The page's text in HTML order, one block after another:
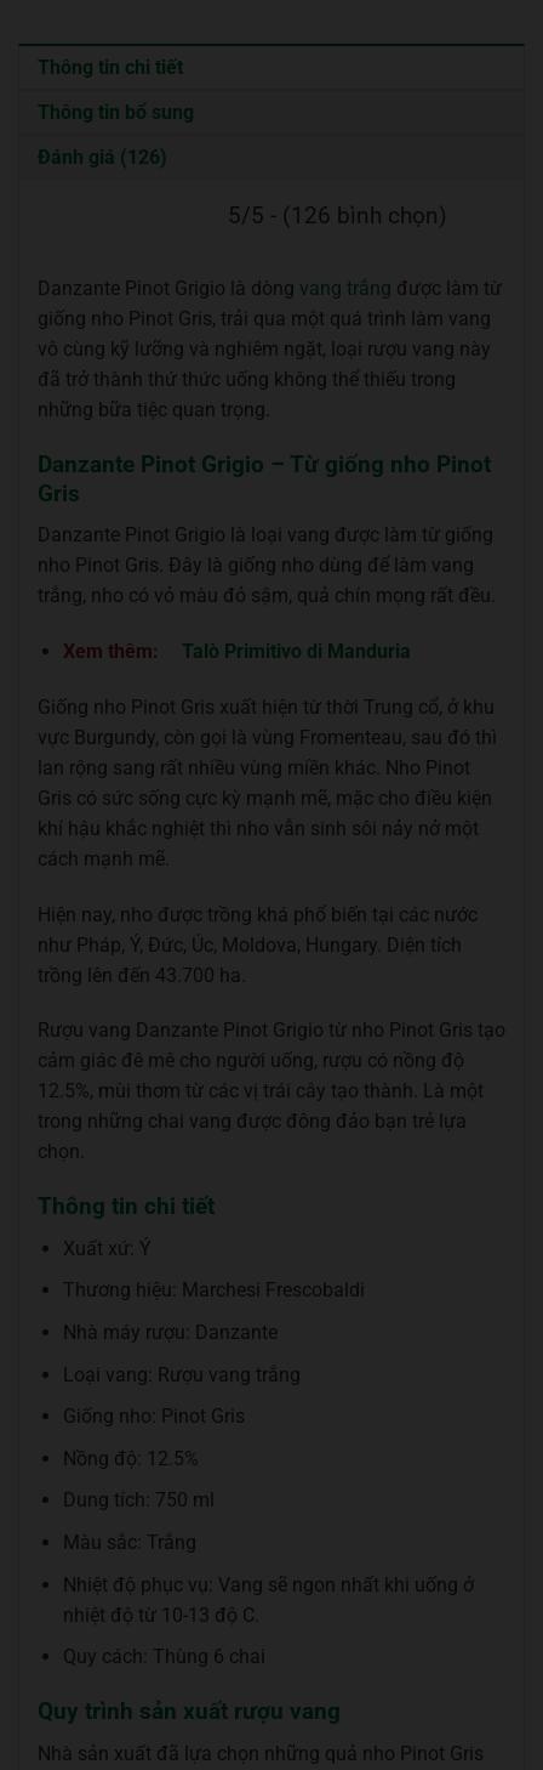
Thông tin chi tiết
Thông tin bổ sung
Đánh giá (126)
5/5 - (126 bình chọn)
Danzante Pinot Grigio là dòng vang trắng được làm từ
giống nho Pinot Gris, trải qua một quá trình làm vang
vô cùng kỹ lưỡng và nghiêm ngặt, loại rượu vang này
đã trở thành thứ thức uống không thể thiếu trong
những bữa tiệc quan trọng.
Danzante Pinot Grigio – Từ giống nho Pinot
Gris
Danzante Pinot Grigio là loại vang được làm từ giống
nho Pinot Gris. Đây là giống nho dùng để làm vang
trắng, nho có vỏ màu đỏ sậm, quả chín mọng rất đều.
Xem thêm: Talò Primitivo di Manduria
Giống nho Pinot Gris xuất hiện từ thời Trung cổ, ở khu
vực Burgundy, còn gọi là vùng Fromenteau, sau đó thì
lan rộng sang rất nhiều vùng miền khác. Nho Pinot
Gris có sức sống cực kỳ mạnh mẽ, mặc cho điều kiện
khí hậu khắc nghiệt thì nho vẫn sinh sôi nảy nở một
cách mạnh mẽ.
Hiện nay, nho được trồng khá phổ biến tại các nước
như Pháp, Ý, Đức, Úc, Moldova, Hungary. Diện tích
trồng lên đến 43.700 ha.
Rượu vang Danzante Pinot Grigio từ nho Pinot Gris tạo
cảm giác đê mê cho người uống, rượu có nồng độ
12.5%, mùi thơm từ các vị trái cây tạo thành. Là một
trong những chai vang được đông đảo bạn trẻ lựa
chọn.
Thông tin chi tiết
Xuất xứ: Ý
Thương hiệu: Marchesi Frescobaldi
Nhà máy rượu: Danzante
Loại vang: Rượu vang trắng
Giống nho: Pinot Gris
Nồng độ: 12.5%
Dung tích: 750 ml
Màu sắc: Trắng
Nhiệt độ phục vụ: Vang sẽ ngon nhất khi uống ở
nhiệt độ từ 10-13 độ C.
Quy cách: Thùng 6 chai
Quy trình sản xuất rượu vang
Nhà sản xuất đã lựa chọn những quả nho Pinot Gris